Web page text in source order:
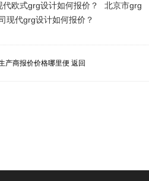
代欧式grg设计如何报价？
北京市grg
现代grg设计如何报价？
产商报价价格哪里便 返回